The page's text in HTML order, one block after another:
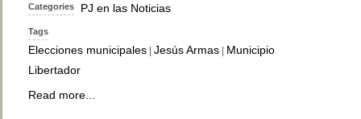
Categories PJ en las Noticias
Tags
Elecciones municipales Jesús Armas
Municipio
Libertador
Read more...